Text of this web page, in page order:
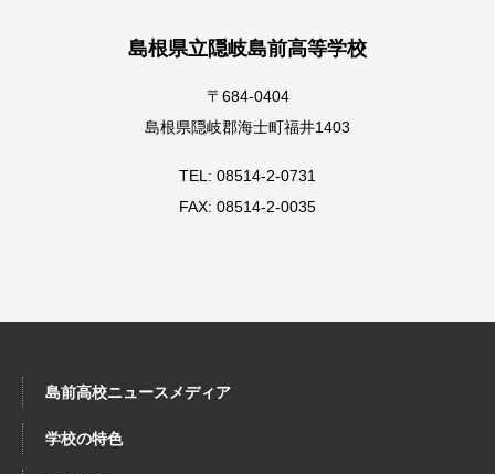
島根県立隠岐島前高等学校
〒684-0404
島根県隠岐郡海士町福井1403
TEL: 08514-2-0731
FAX: 08514-2-0035
島前高校ニュースメディア
学校の特色